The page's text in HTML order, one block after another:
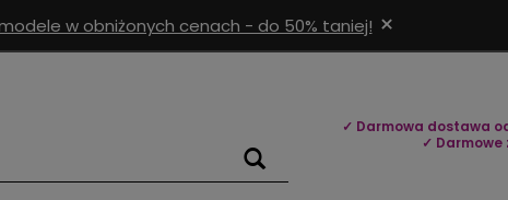
w obniżonych cenach - do 50% taniej! ×
✓ Darmowa dostawa od
✓ Darmowe